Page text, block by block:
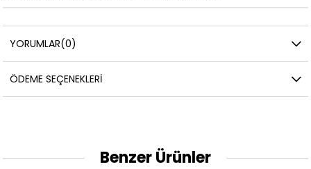
YORUMLAR(0)
ÖDEME SEÇENEKLERI
Benzer Ürünler